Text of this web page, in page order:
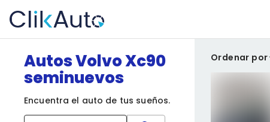
Autos Volvo Xc90
seminuevos
Encuentra el auto de tus sueños.
Ordenar por